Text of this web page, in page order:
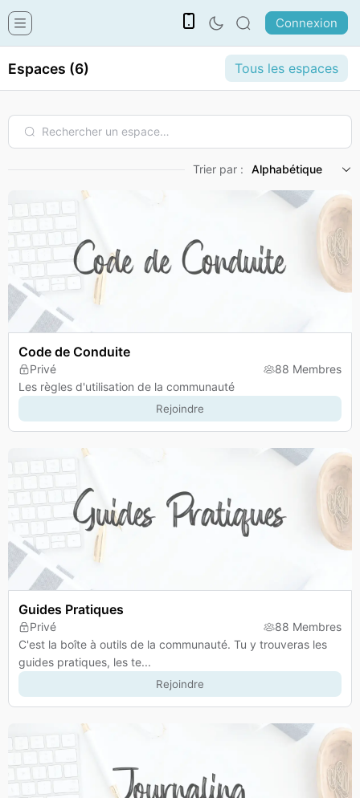
Connexion
Espaces (6) Tous les espaces
Trier par : Alphabétique
Code de Conduite
Privé
88 Membres
Les règles d'utilisation de la communauté
Rejoindre
Guides Pratiques
Privé
88 Membres
C'est la boîte à outils de la communauté. Tu y trouveras les
guides pratiques, les te...
Rejoindre